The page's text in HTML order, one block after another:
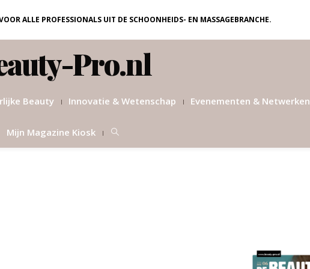
ALLE PROFESSIONALS UIT DE SCHOONHEIDS- EN MASSAGEBRANCHE.
Pro.nl
Beauty Innovatie & Wetenschap Evenementen & Netwerken
Mijn Magazine Kiosk